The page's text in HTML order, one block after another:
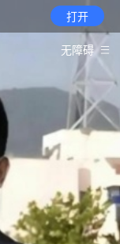
打开
无障碍